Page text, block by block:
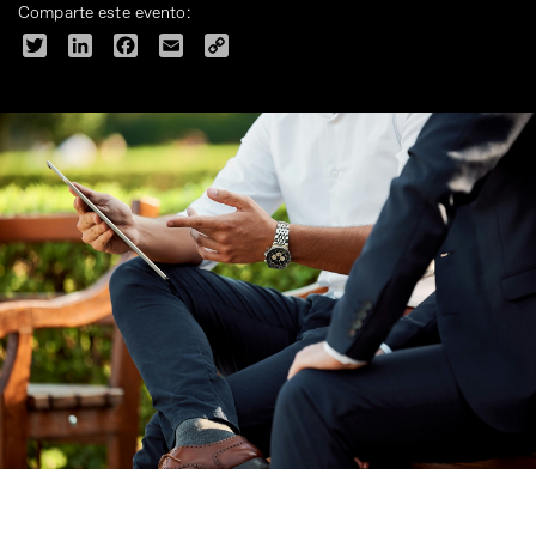
Comparte este evento:
Twitter LinkedInFacebook
Email